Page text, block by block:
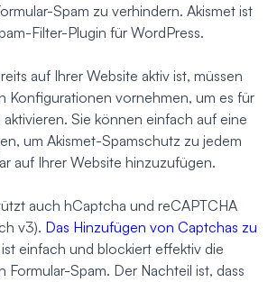
Spam zu verhindern. Akismet ist
Filter-Plugin für WordPress.
auf Ihrer Website aktiv ist, müssen
Konfigurationen vornehmen, um es für
aktivieren. Sie können einfach auf eine
um Akismet-Spamschutz zu jedem
auf Ihrer Website hinzuzufügen.
auch hCaptcha und reCAPTCHA
v3). Das Hinzufügen von Captchas zu
ist einfach und blockiert effektiv die
Formular-Spam. Der Nachteil ist, dass